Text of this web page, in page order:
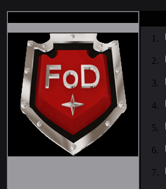
1.
2.
3.
4.
5.
6.
7.